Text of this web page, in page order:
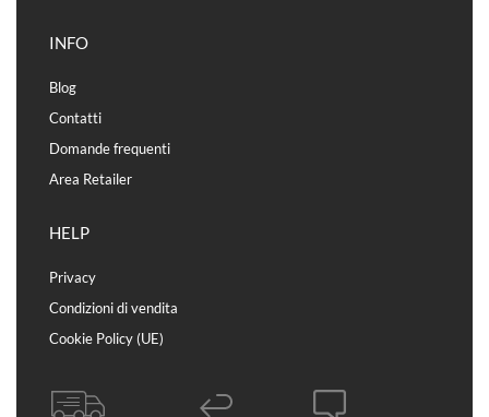
INFO
Blog
Contatti
Domande frequenti
Area Retailer
HELP
Privacy
Condizioni di vendita
Cookie Policy (UE)